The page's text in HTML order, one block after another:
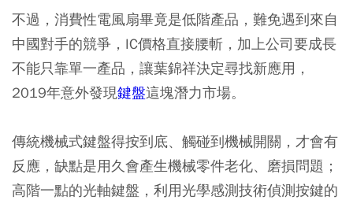
不過，消費性電風扇畢竟是低階產品，難免遇到來自
中國對手的競爭，IC價格直接腰斬，加上公司要成長
不能只靠單一產品，讓葉錦祥決定尋找新應用，
2019年意外發現鍵盤這塊潛力市場。
傳統機械式鍵盤得按到底、觸碰到機械開關，才會有
反應，缺點是用久會產生機械零件老化、磨損問題；
高階一點的光軸鍵盤，利用光學感測技術偵測按鍵的